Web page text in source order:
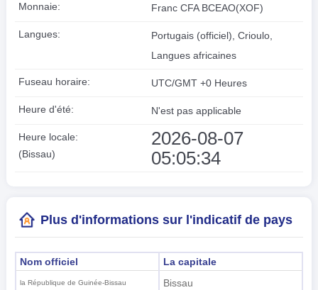
Monnaie: Franc CFA BCEAO(XOF)
Langues:
Portugais (officiel), Crioulo,
Langues africaines
Fuseau horaire: UTC/GMT +0 Heures
Heure d'été: N'est pas applicable
Heure locale:
(Bissau)
2026-08-07
05:05:35
Plus d'informations sur l'indicatif de pays
Nom officiel
la République de Guinée-Bissau
La capitale
Bissau